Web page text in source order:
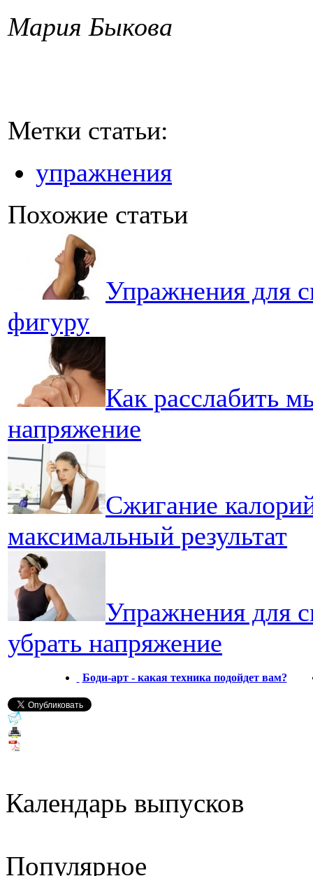
Мария Быкова
Метки статьи:
упражнения
Похожие статьи
Упражнения для
фигуру
Как расслабить
напряжение
Сжигание
максимальный результат
Упражнения для
убрать напряжение
Боди-арт - какая техника подойдет вам?
Календарь выпусков
Популярное